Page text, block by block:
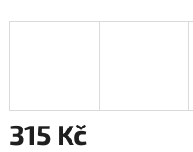
315 Kč